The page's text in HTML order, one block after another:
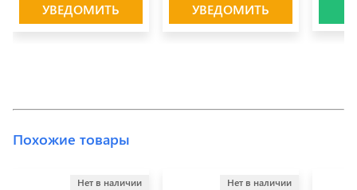
УВЕДОМИТЬ УВЕДОМИТЬ
Похожие товары
Нет в наличии Нет в наличии